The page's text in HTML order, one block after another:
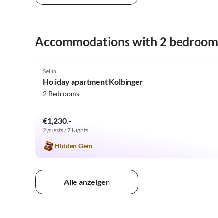
Accommodations with 2
Sellin
Holiday apartment Kolbinger
2 Bedrooms
€1,230.-
2 guests / 7 Nights
Hidden Gem
Alle anzeigen